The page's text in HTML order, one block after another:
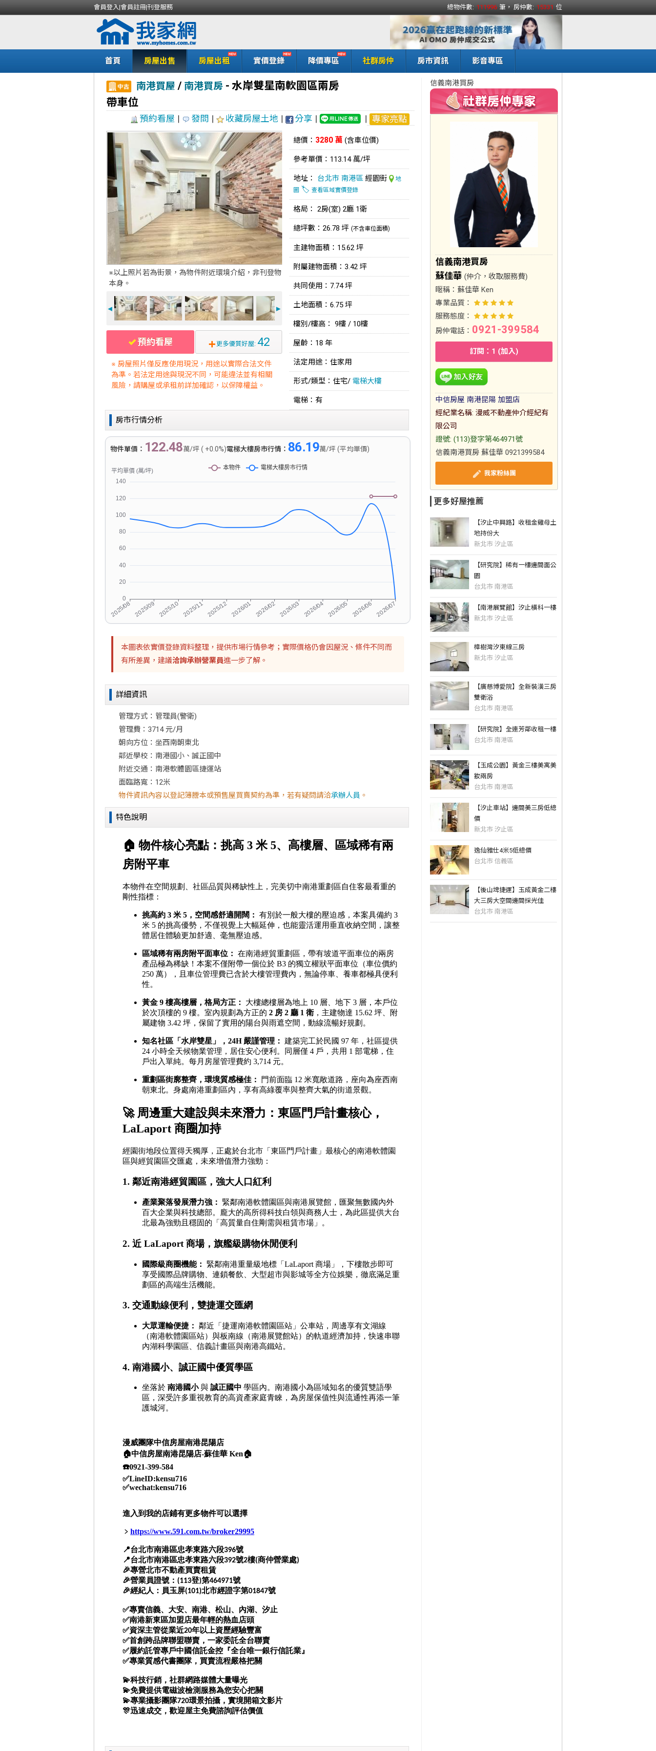
會員登入|會員註冊|刊登服務 總物件數: 111996 筆， 房仲數: 15331 位
首頁 房屋出售 房屋出租 實價登錄 降價專區 社群房仲 房市資訊 影音專區
南港買屋 / 南港買房 - 水岸雙星南軟園區兩房
帶車位
預約看屋 | 發問 | 收藏房屋土地 | 分享 | | 專家亮點
※以上照片若為街景，為物件附近環境介紹，非刊登物
本身。
◄ ►
預約看屋 更多優質好屋: 42
※ 房屋照片僅反應使用現況，用途以實際合法文件
為準。若法定用途與現況不同，可能違法並有相關
風險，請購屋或承租前詳加確認，以保障權益。
總價： 3280 萬 (含車位價)
參考單價：113.14 萬/坪
地址： 台北市 南港區 經園街
地
圖 🏷️ 查看區域實價登錄
格局： 2房(室) 2廳 1衛
總坪數：26.78 坪 (不含車位面積)
主建物面積：15.62 坪
附屬建物面積：3.42 坪
共同使用：7.74 坪
土地面積：6.75 坪
樓別/樓高： 9樓 / 10樓
屋齡：18 年
法定用途：住家用
形式/類型：住宅/ 電梯大樓
電梯：有
房市行情分析
物件單價： 122.48萬/坪 ( +0.0%)電梯大樓房市行情： 86.19萬/坪 (平均單價)
本圖表依實價登錄資料整理，提供市場行情參考；實際價格仍會因屋況、條件不同而
有所差異，建議洽詢承辦營業員進一步了解。
詳細資訊
管理方式：管理員(警衛)
管理費：3714 元/月
朝向方位：坐西南朝東北
鄰近學校：南港國小、誠正國中
附近交通：南港軟體園區捷運站
面臨路寬：12米
物件資訊內容以登記簿謄本或預售屋買賣契約為準，若有疑問請洽承辦人員 。
特色說明
信義南港買房
信義南港買房
蘇佳華 (仲介，收取服務費)
暱稱： 蘇佳華 Ken
專業品質：
服務態度：
房仲電話： 0921-399584
訂閱：1 (加入)
中信房屋 南港昆陽 加盟店
經紀業名稱: 漫威不動產仲介經紀有
限公司
證號: (113)登字第464971號
信義南港買房 蘇佳華 0921399584
我家粉絲團
更多好屋推薦
【汐止中興路】收租金雞母土
地持份大
新北市 汐止區
【研究院】稀有一樓邊間面公
園
台北市 南港區
【南港展覽館】汐止橫科一樓
新北市 汐止區
樟樹灣汐東線三房
新北市 汐止區
【廣慈博愛院】全新裝潢三房
雙衛浴
台北市 南港區
【研究院】全連芳鄰收租一樓
台北市 南港區
【玉成公園】黃金三樓美寓美
妝兩房
台北市 南港區
【汐止車站】邊間美三房低總
價
新北市 汐止區
逸仙雅仕4米5低總價
台北市 信義區
【後山埤捷運】玉成黃金二樓
大三房大空間邊間採光佳
台北市 南港區